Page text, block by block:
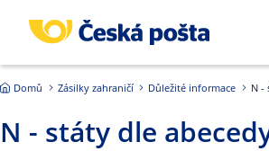
Domů Zásilky zahraničí Důležité informace N -
N - státy dle